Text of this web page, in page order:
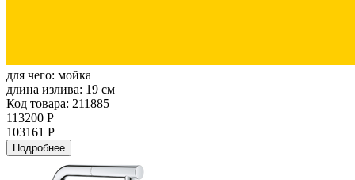
для чего: мойка
длина излива: 19 см
Код товара: 211885
113200 Р
103161 Р
Подробнее